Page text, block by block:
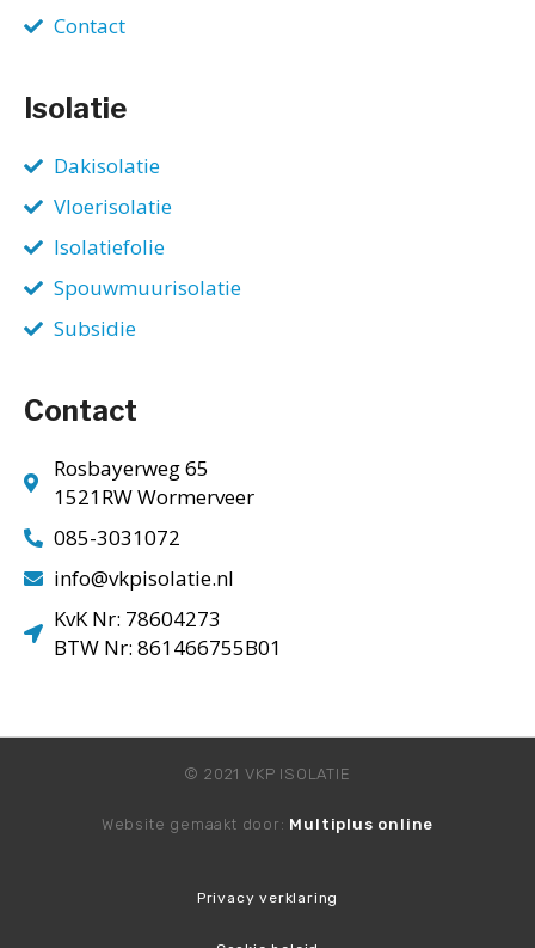
Contact
Isolatie
Dakisolatie
Vloerisolatie
Isolatiefolie
Spouwmuurisolatie
Subsidie
Contact
Rosbayerweg 65
1521RW Wormerveer
085-3031072
info@vkpisolatie.nl
KvK Nr: 78604273
BTW Nr: 861466755B01
© 2021 VKP ISOLATIE
Website gemaakt door: Multiplus online
Privacy verklaring